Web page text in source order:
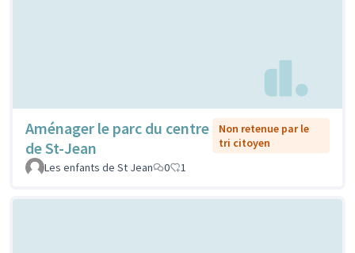
Aménager le parc du centre
de St-Jean
Non retenue par le
tri citoyen
Les enfants de St Jean
0 1